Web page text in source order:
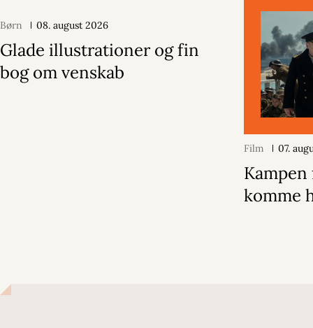
Børn 08. august 2026
Glade illustrationer og fin
bog om venskab
Film 07.
komme